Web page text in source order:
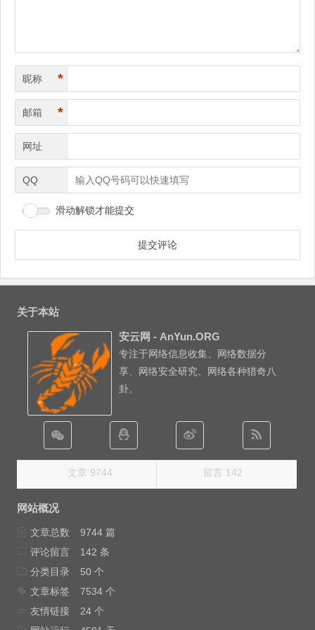
昵称 *
邮箱 *
网址
QQ
滑动解锁才能提交
关于本站
安云网 - AnYun.ORG
专注于网络信息收集、网络数据分
享、网络安全研究、网络各种猎奇八
卦。
文章 9744 留言 142
网站概况
文章总数
9744 篇
评论留言
142 条
分类目录
50 个
文章标签
7534 个
友情链接
24 个